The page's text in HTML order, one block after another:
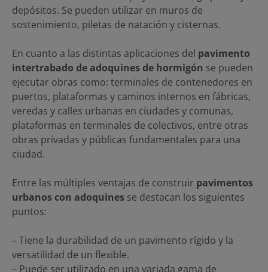
depósitos. Se pueden utilizar en muros de
sostenimiento, piletas de natación y cisternas.
En cuanto a las distintas aplicaciones del pavimento
intertrabado de adoquines de hormigón se pueden
ejecutar obras como: terminales de contenedores en
puertos, plataformas y caminos internos en fábricas,
veredas y calles urbanas en ciudades y comunas,
plataformas en terminales de colectivos, entre otras
obras privadas y públicas fundamentales para una
ciudad.
Entre las múltiples ventajas de construir pavimentos
urbanos con adoquines se destacan los siguientes
puntos:
– Tiene la durabilidad de un pavimento rígido y la
versatilidad de un flexible.
– Puede ser utilizado en una variada gama de